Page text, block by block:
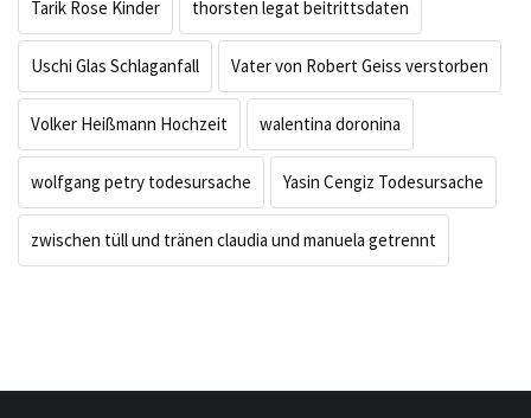
Tarik Rose Kinder thorsten legat beitrittsdaten
Uschi Glas Schlaganfall Vater von Robert Geiss verstorben
Volker Heißmann Hochzeit walentina doronina
wolfgang petry todesursache Yasin Cengiz Todesursache
zwischen tüll und tränen claudia und manuela getrennt